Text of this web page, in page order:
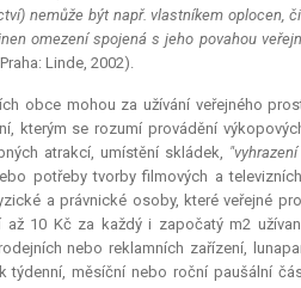
nemůže být např. vlastníkem oplocen,
omezení spojená s jeho povahou
Linde, 2002).
obce mohou za užívání veřejného
kterým se rozumí provádění
atrakcí, umístění skládek,
potřeby tvorby filmových a
a právnické osoby, které veřejné
10 Kč za každý i započatý m2
nebo reklamních zařízení,
měsíční nebo roční paušální